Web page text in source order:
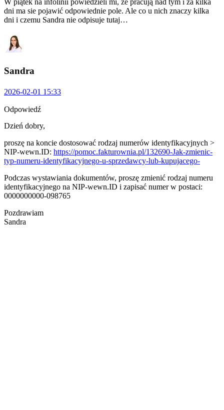
W piątek na infolinii powiedzieli mi, że pracują nad tym i za kilka
dni ma sie pojawić odpowiednie pole. Ale co u nich znaczy kilka
dni i czemu Sandra nie odpisuje tutaj…
Sandra
2026-02-01 15:33
Odpowiedź
Dzień dobry,
proszę na koncie dostosować rodzaj numerów identyfikacyjnych >
NIP-wewn.ID: https://pomoc.fakturownia.pl/132690-Jak-zmienic-
typ-numeru-identyfikacyjnego-u-sprzedawcy-lub-kupujacego-
Podczas wystawiania dokumentów, proszę zmienić rodzaj numeru
identyfikacyjnego na NIP-wewn.ID i zapisać numer w postaci:
0000000000-098765
Pozdrawiam
Sandra